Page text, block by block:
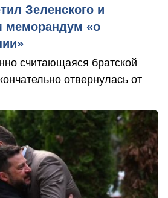
Зеленского и
меморандум «о
считающаяся братской
отвернулась от